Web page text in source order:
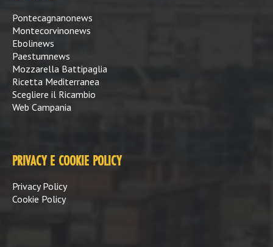
Pontecagnanonews
Montecorvinonews
Ebolinews
Paestumnews
Mozzarella Battipaglia
Ricetta Mediterranea
Scegliere il Ricambio
Web Campania
PRIVACY E COOKIE POLICY
Privacy Policy
Cookie Policy